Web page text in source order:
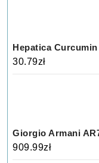
Hepatica
30.79zł
Giorgio Armani
909.99zł